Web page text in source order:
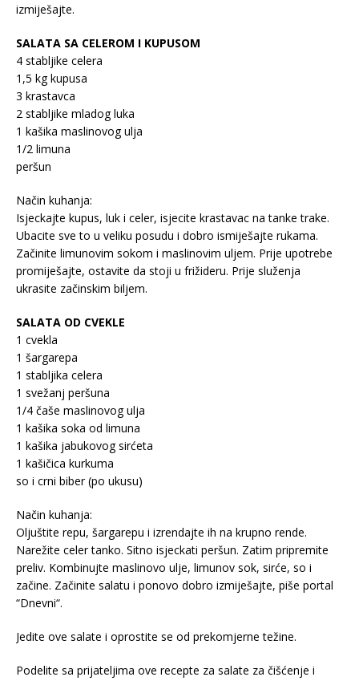
izmiješajte.
SALATA SA CELEROM I KUPUSOM
4 stabljike celera
1,5 kg kupusa
3 krastavca
2 stabljike mladog luka
1 kašika maslinovog ulja
1/2 limuna
peršun
Način kuhanja:
Isjeckajte kupus, luk i celer, isjecite krastavac na tanke trake.
Ubacite sve to u veliku posudu i dobro ismiješajte rukama.
Začinite limunovim sokom i maslinovim uljem. Prije upotrebe
promiješajte, ostavite da stoji u frižideru. Prije služenja
ukrasite začinskim biljem.
SALATA OD CVEKLE
1 cvekla
1 šargarepa
1 stabljika celera
1 svežanj peršuna
1/4 čaše maslinovog ulja
1 kašika soka od limuna
1 kašika jabukovog sirćeta
1 kašičica kurkuma
so i crni biber (po ukusu)
Način kuhanja:
Oljuštite repu, šargarepu i izrendajte ih na krupno rende.
Narežite celer tanko. Sitno isjeckati peršun. Zatim pripremite
preliv. Kombinujte maslinovo ulje, limunov sok, sirće, so i
začine. Začinite salatu i ponovo dobro izmiješajte, piše portal
“Dnevni“.
Jedite ove salate i oprostite se od prekomjerne težine.
Podelite sa prijateljima ove recepte za salate za čišćenje i